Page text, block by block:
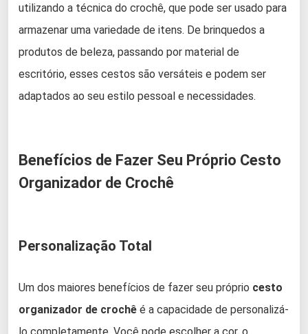
utilizando a técnica do crochê, que pode ser usado para
armazenar uma variedade de itens. De brinquedos a
produtos de beleza, passando por material de
escritório, esses cestos são versáteis e podem ser
adaptados ao seu estilo pessoal e necessidades.
Benefícios de Fazer Seu Próprio Cesto
Organizador de Crochê
Personalização Total
Um dos maiores benefícios de fazer seu próprio cesto
organizador de crochê é a capacidade de personalizá-